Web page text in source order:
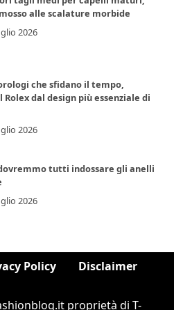
alle scalature morbide
2026
che sfidano il tempo,
Rolex dal design più essenziale di
2026
tutti indossare gli anelli
2026
Policy Disclaimer
proprietà di T-